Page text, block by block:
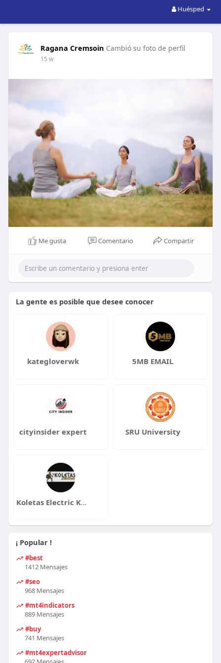
Huésped
Ragana Cremsoin Cambió su foto de perfil
15 w
Me gusta Comentario Compartir
La gente es posible que desee conocer
kategloverwk 5MB EMAIL
cityinsider expert SRU University
Koletas Electric Khalifa
¡ Popular !
#best
1412 Mensajes
#seo
968 Mensajes
#mt4indicators
889 Mensajes
#buy
741 Mensajes
#mt4expertadvisor